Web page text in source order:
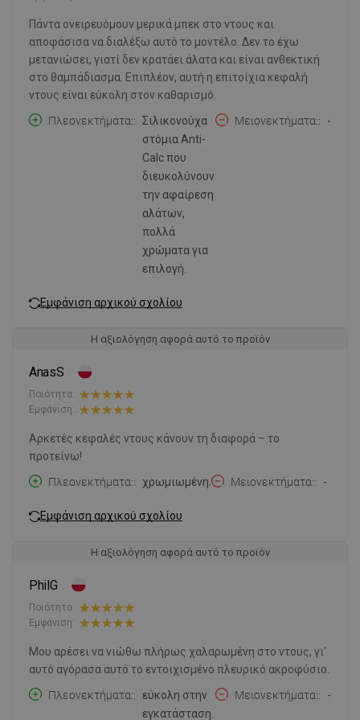
Πάντα ονειρευόμουν μερικά μπεκ στο ντους και
αποφάσισα να διαλέξω αυτό το μοντέλο. Δεν το έχω
μετανιώσει, γιατί δεν κρατάει άλατα και είναι ανθεκτική
στο θαμπάδιασμα. Επιπλέον, αυτή η επιτοίχια κεφαλή
ντους είναι εύκολη στον καθαρισμό.
Πλεονεκτήματα:
Σιλικονούχα
στόμια Anti-
Calc που
διευκολύνουν
την αφαίρεση
αλάτων,
πολλά
χρώματα για
επιλογή.
Μειονεκτήματα: -
Εμφάνιση αρχικού σχολίου
Η αξιολόγηση αφορά αυτό το προϊόν
AnasS
Ποιότητα:
Εμφάνιση:
Αρκετές κεφαλές ντους κάνουν τη διαφορά – το
προτείνω!
Πλεονεκτήματα:
χρωμιωμένη. Μειονεκτήματα: -
Εμφάνιση αρχικού σχολίου
Η αξιολόγηση αφορά αυτό το προϊόν
PhilG
Ποιότητα:
Εμφάνιση:
Μου αρέσει να νιώθω πλήρως χαλαρωμένη στο ντους, γι'
αυτό αγόρασα αυτό το εντοιχισμένο πλευρικό ακροφύσιο.
Πλεονεκτήματα:
εύκολη στην
εγκατάσταση.
Μειονεκτήματα: -